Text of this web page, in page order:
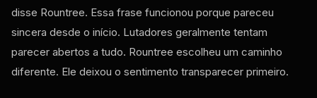
disse Rountree. Essa frase funcionou porque pareceu
sincera desde o início. Lutadores geralmente tentam
parecer abertos a tudo. Rountree escolheu um caminho
diferente. Ele deixou o sentimento transparecer primeiro.